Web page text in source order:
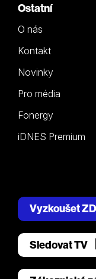
Ostatní
O nás
Kontakt
Novinky
Pro média
Fonergy
iDNES Premium
Vyzkoušet
Sledovat TV